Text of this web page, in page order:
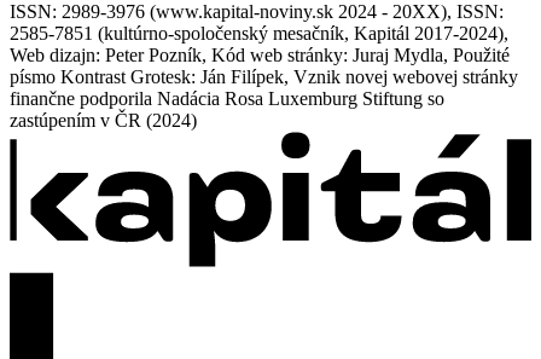
ISSN: 2989-3976 (www.kapital-noviny.sk 2024 - 20XX), ISSN:
2585-7851 (kultúrno-spoločenský mesačník, Kapitál 2017-2024),
Web dizajn: Peter Pozník, Kód web stránky: Juraj Mydla, Použité
písmo Kontrast Grotesk: Ján Filípek, Vznik novej webovej stránky
finančne podporila Nadácia Rosa Luxemburg Stiftung so
zastúpením v ČR (2024)